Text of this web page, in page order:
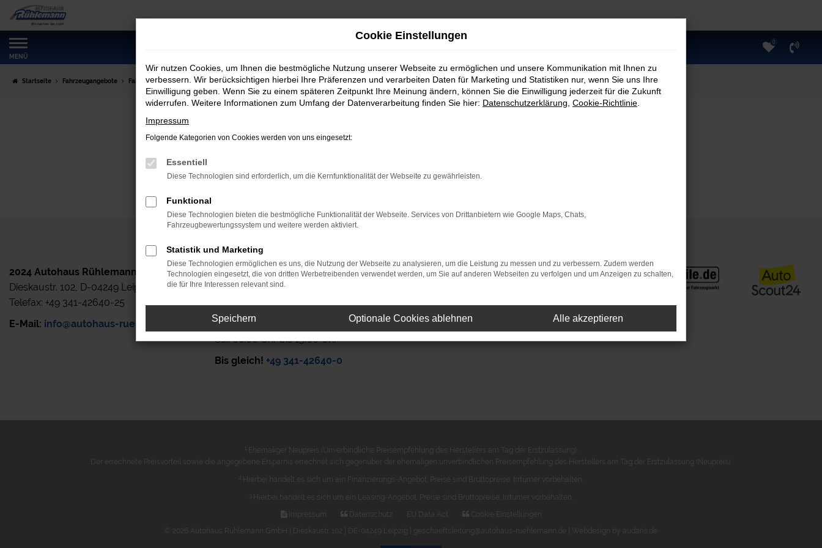
Zum
Hauptinhalt
springen
MENÜ
0
Startseite Fahrzeugangebote Fahrzeugmarkt
Fahrzeugmarkt
2024 Autohaus Rühlemann GmbH
Dieskaustr. 102, D-04249 Leipzig
Telefax: +49 341-42640-25
E-Mail: info@autohaus-ruehlemann.de
Haben Sie noch Fragen?
Rufen Sie uns doch einfach an, wir stehen Ihnen gerne
zur Verfügung.
Mo.- Fr.: 7.00 Uhr bis 18.00 Uhr
Sa.: 08.00 Uhr bis 13.00 Uhr
Bis gleich! +49 341-42640-0
Ehemaliger Neupreis (Unverbindliche Preisempfehlung des Herstellers am Tag der Erstzulassung).
Der errechnete Preisvorteil sowie die angegebene Ersparnis errechnet sich gegenüber der ehemaligen unverbindlichen Preisempfehlung des Herstellers am Tag der Erstzulassung (Neupreis).
Hierbei handelt es sich um ein Finanzierungs-Angebot. Preise sind Bruttopreise. Irrtümer vorbehalten.
Hierbei handelt es sich um ein Leasing-Angebot. Preise sind Bruttopreise. Irrtümer vorbehalten.
Impressum
Datenschutz EU Data Act
Cookie Einstellungen
© 2026 Autohaus Rühlemann GmbH | Dieskaustr. 102 | DE-04249 Leipzig | geschaeftsleitung@autohaus-ruehlemann.de |
Webdesign by audaris.de
Cookie Einstellungen
Wir nutzen Cookies, um Ihnen die bestmögliche Nutzung unserer Webseite zu ermöglichen und unsere Kommunikation mit Ihnen zu
verbessern. Wir berücksichtigen hierbei Ihre Präferenzen und verarbeiten Daten für Marketing und Statistiken nur, wenn Sie uns Ihre
Einwilligung geben. Wenn Sie zu einem späteren Zeitpunkt Ihre Meinung ändern, können Sie die Einwilligung jederzeit für die Zukunft
widerrufen. Weitere Informationen zum Umfang der Datenverarbeitung finden Sie hier: Datenschutzerklärung Cookie-Richtlinie
Impressum
Folgende Kategorien von Cookies werden von uns eingesetzt:
Essentiell
Diese Technologien sind erforderlich, um die Kernfunktionalität der Webseite zu gewährleisten.
Funktional
Diese Technologien bieten die bestmögliche Funktionalität der Webseite. Services von Drittanbietern wie Google Maps, Chats,
Fahrzeugbewertungssystem und weitere werden aktiviert.
Statistik und Marketing
Diese Technologien ermöglichen es uns, die Nutzung der Webseite zu analysieren, um die Leistung zu messen und zu verbessern. Zudem werden
Technologien eingesetzt, die von dritten Werbetreibenden verwendet werden, um Sie auf anderen Webseiten zu verfolgen und um Anzeigen zu schalten,
die für Ihre Interessen relevant sind.
Speichern Optionale Cookies ablehnen Alle akzeptieren